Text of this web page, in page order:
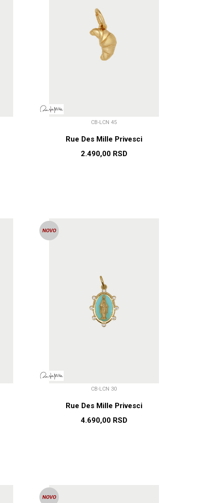
CB-LCN 45
Rue Des Mille Privesci
2.490,00 RSD
CB-LCN 30
Rue Des Mille Privesci
4.690,00 RSD